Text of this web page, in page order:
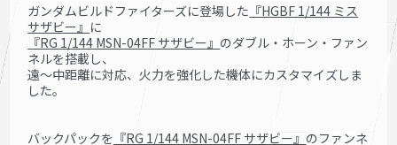
ガンダムビルドファイターズに登場した 『HGBF 1/144 ミス
サザビー』 に
『RG 1/144 MSN-04FF サザビー』 のダブル・ホーン・ファン
ネルを搭載し、
遠〜中距離に対応、火力を強化した機体にカスタマイズしま
した。
バックパックを 『RG 1/144 MSN-04FF サザビー』 のファンネ